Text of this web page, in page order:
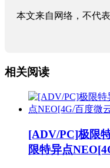
本文来自网络，不代
相关阅读
[ADV/PC]极限
限特异点